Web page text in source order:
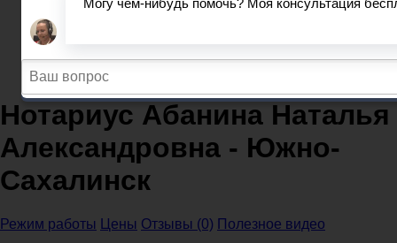
Нотариусы
Сахалинская область
Нотариусы Южно-Сахалинск
Нотариус Абанина Наталья Александровна - Южно-
Сахалинск
Нотариус Абанина Наталья
Александровна - Южно-
Сахалинск
Режим работы Цены Отзывы (0) Полезное видео